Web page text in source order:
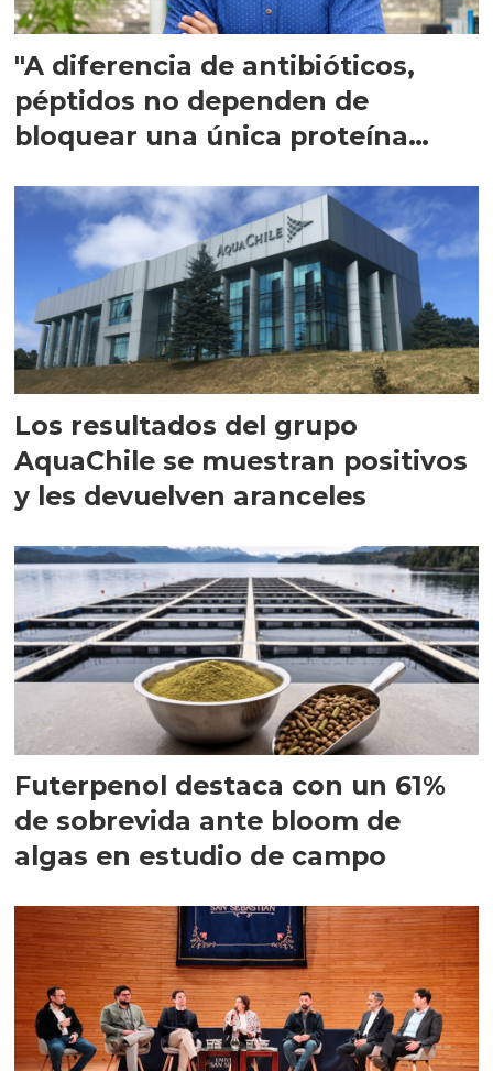
"A diferencia de antibióticos,
péptidos no dependen de
bloquear una única proteína
Los resultados del grupo
AquaChile se muestran positivos
y les devuelven aranceles
Futerpenol destaca con un 61%
de sobrevida ante bloom de
algas en estudio de campo